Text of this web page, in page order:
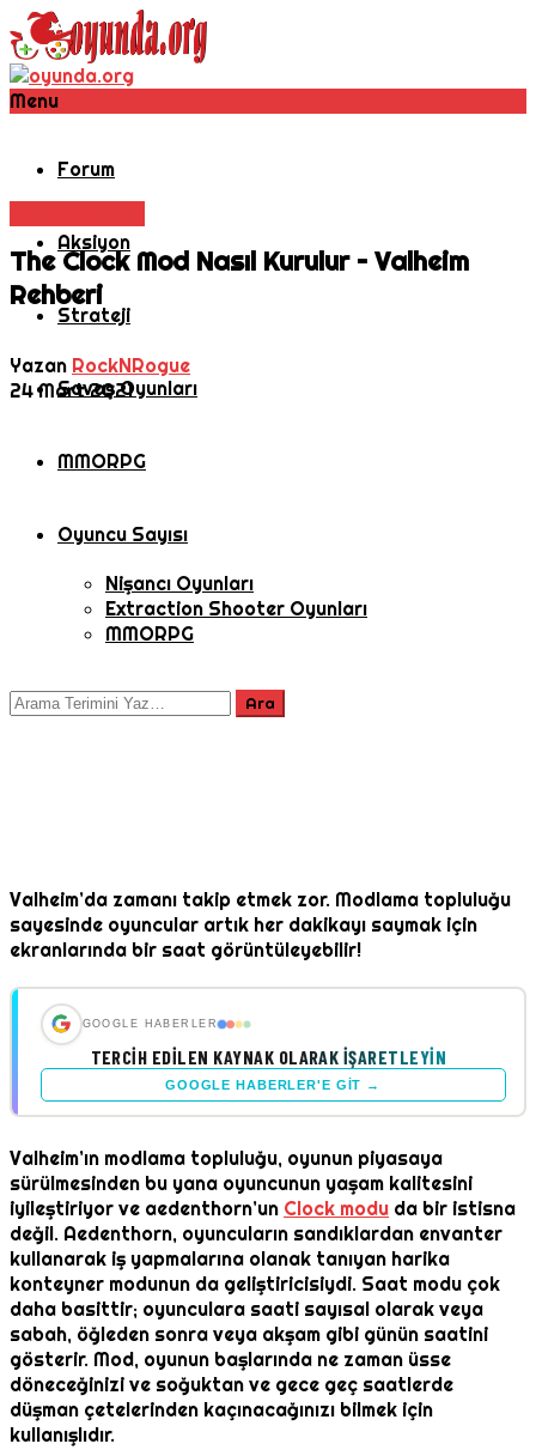
Menu
Forum
Aksiyon
Strateji
Savaş Oyunları
MMORPG
Oyuncu Sayısı
Nişancı Oyunları
Extraction Shooter Oyunları
MMORPG
The Clock Mod Nasıl Kurulur – Valheim
Rehberi
Yazan RockNRogue
24 Mart 2021
Valheim’da zamanı takip etmek zor. Modlama topluluğu
sayesinde oyuncular artık her dakikayı saymak için
ekranlarında bir saat görüntüleyebilir!
GOOGLE HABERLER
TERCIH EDILEN KAYNAK OLARAK İŞARETLEYIN
GOOGLE HABERLER'E GIT →
Valheim’ın modlama topluluğu, oyunun piyasaya
sürülmesinden bu yana oyuncunun yaşam kalitesini
iyileştiriyor ve aedenthorn’un Clock modu da bir istisna
değil. Aedenthorn, oyuncuların sandıklardan envanter
kullanarak iş yapmalarına olanak tanıyan harika
konteyner modunun da geliştiricisiydi. Saat modu çok
daha basittir; oyunculara saati sayısal olarak veya
sabah, öğleden sonra veya akşam gibi günün saatini
gösterir. Mod, oyunun başlarında ne zaman üsse
döneceğinizi ve soğuktan ve gece geç saatlerde
düşman çetelerinden kaçınacağınızı bilmek için
kullanışlıdır.